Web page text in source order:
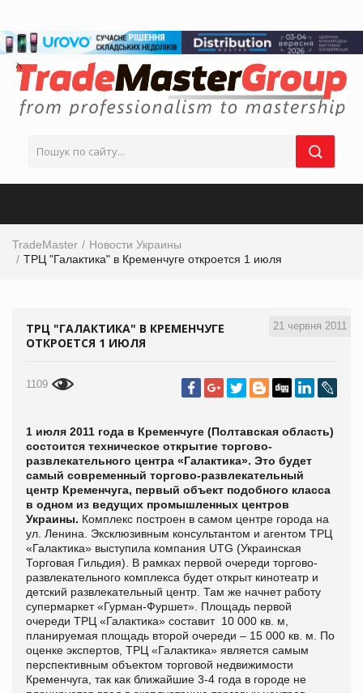
TradeMaster
Новости Украины
ТРЦ "Галактика" в Кременчуге откроется 1 июля
21 червня 2011
ТРЦ "ГАЛАКТИКА" В КРЕМЕНЧУГЕ
ОТКРОЕТСЯ 1 ИЮЛЯ
1109
1 июля 2011 года в Кременчуге (Полтавская область)
состоится техническое открытие торгово-
развлекательного центра «Галактика». Это будет
самый современный торгово-развлекательный
центр Кременчуга, первый объект подобного класса
в одном из ведущих промышленных центров
Украины. Комплекс построен в самом центре города на
ул. Ленина. Эксклюзивным консультантом и агентом ТРЦ
«Галактика» выступила компания UTG (Украинская
Торговая Гильдия). В рамках первой очереди торгово-
развлекательного комплекса будет открыт кинотеатр и
детский развлекательный центр. Там же начнет работу
супермаркет «Гурман-Фуршет». Площадь первой
очереди ТРЦ «Галактика» составит 10 000 кв. м,
планируемая площадь второй очереди – 15 000 кв. м. По
оценке экспертов, ТРЦ «Галактика» является самым
перспективным объектом торговой недвижимости
Кременчуга, так как ближайшие 3-4 года в городе не